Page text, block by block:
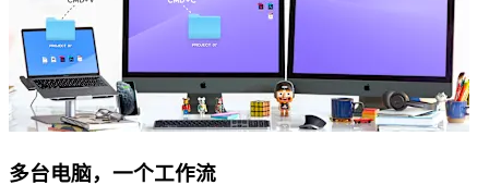
多台电脑，一个工作流